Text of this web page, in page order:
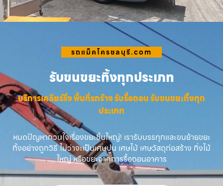
รถแม็คโครชลบุรี.com
รับขนขยะทิ้งทุกประเภท
บริการเคลียร์ริ่ง พื้นที่รกร้าง รับรื้อถอน รับขนขยะทิ้งทุก
ประเภท
หมดปัญหากวนใจเรื่องขยะชิ้นใหญ่! เรารับบรรทุกและขนย้ายขยะ
ทิ้งอย่างถูกวิธี ไม่ว่าจะเป็นเศษปูน เศษไม้ เศษวัสดุก่อสร้าง กิ่งไม้
ใหญ่ หรือขยะจากการรื้อถอนอาคาร